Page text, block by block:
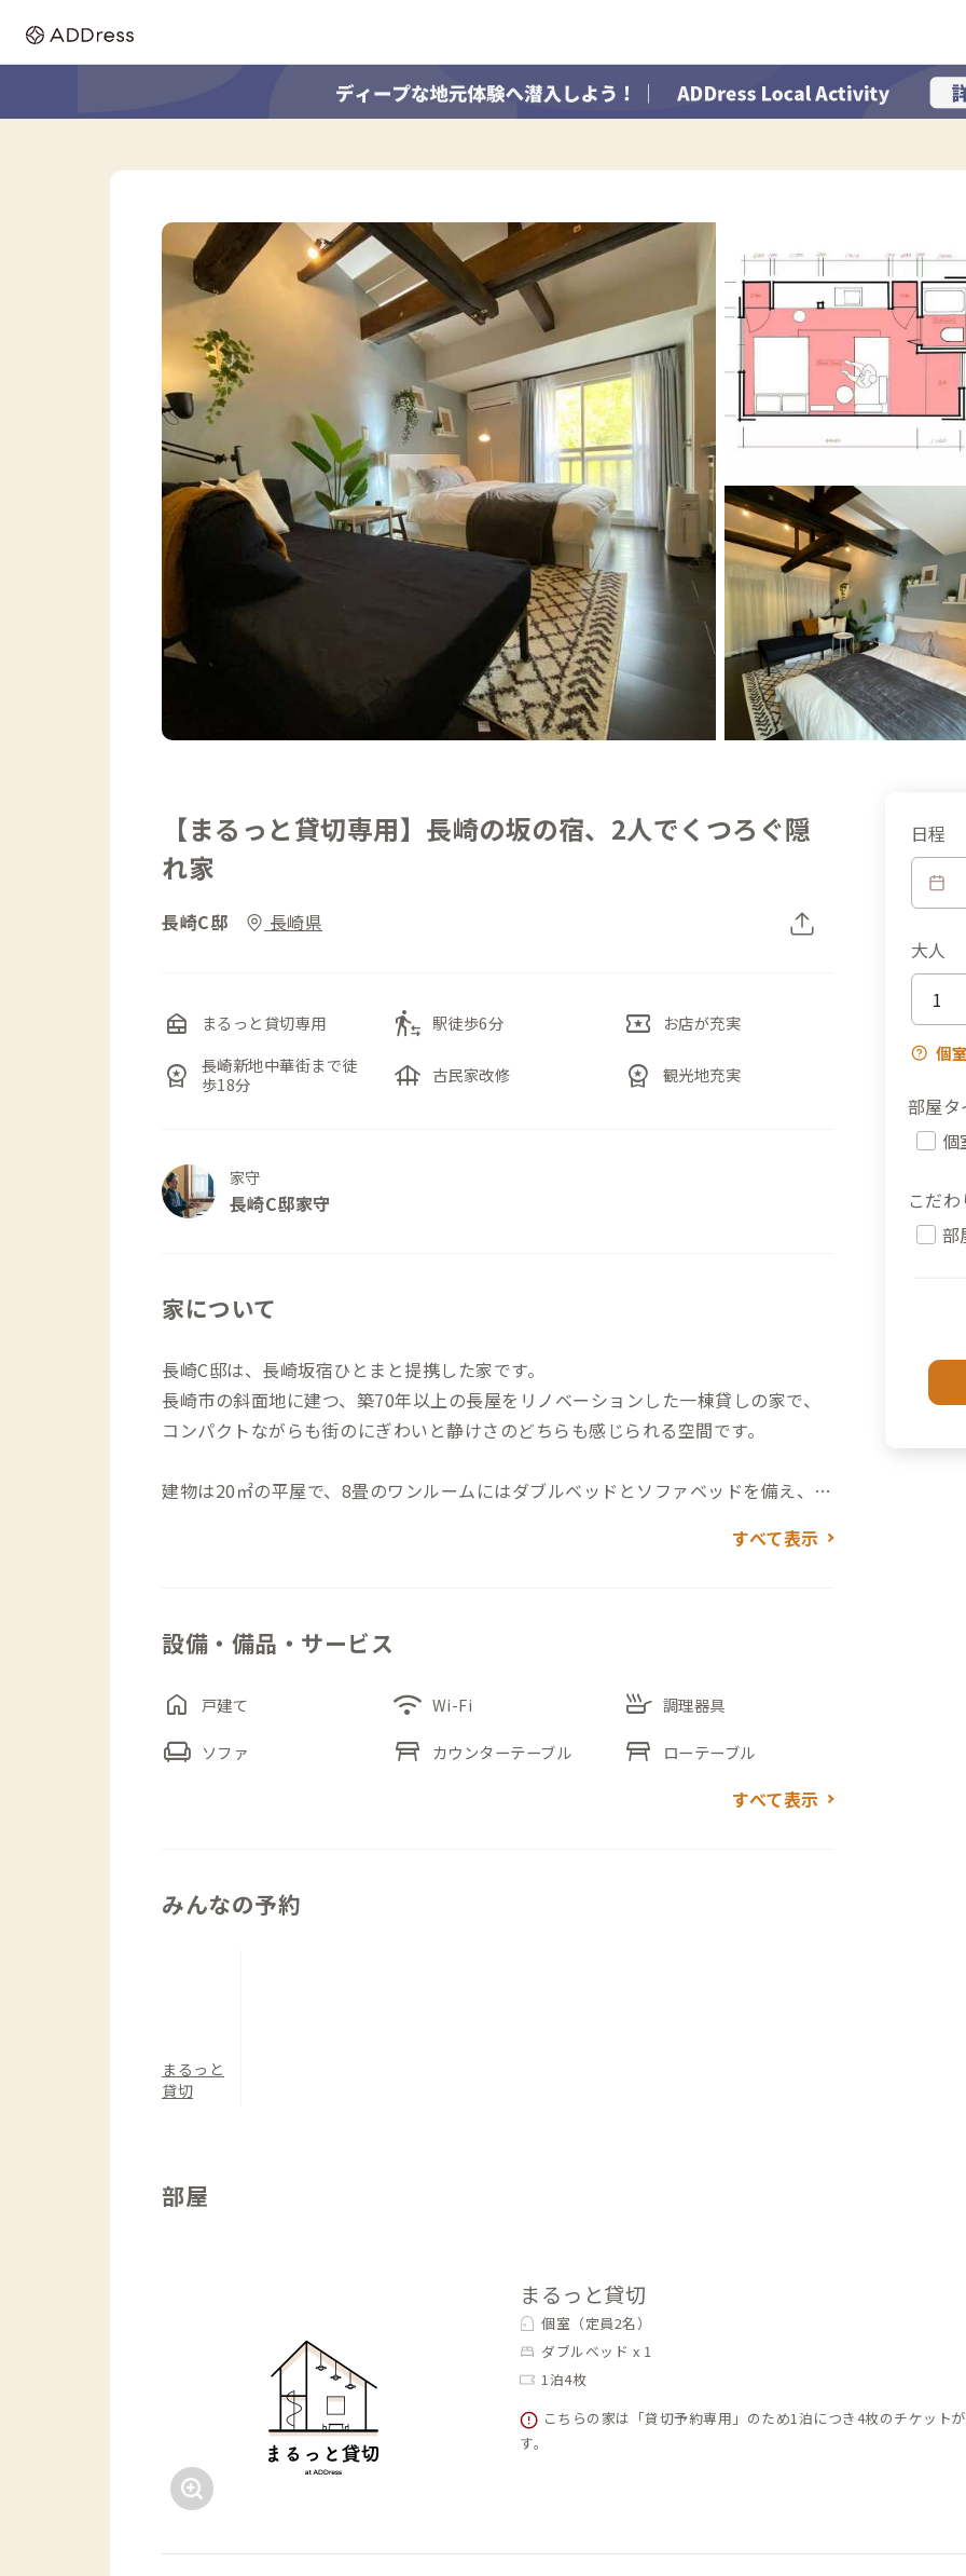
【まるっと貸切専用】長崎の坂の宿、2人でくつろぐ隠
れ家
長崎C邸 長崎県
nest_multi_room まるっと貸切専用 transfer_within_a_station 駅徒歩6分 local_activity お店が充実
workspace_premium
長崎新地中華街まで徒
歩18分
foundation 古民家改修 workspace_premium 観光地充実
家守
長崎C邸家守
家について
長崎C邸は、長崎坂宿ひとまと提携した家です。
長崎市の斜面地に建つ、築70年以上の長屋をリノベーションした一棟貸しの家で、
コンパクトながらも街のにぎわいと静けさのどちらも感じられる空間です。
建物は20㎡の平屋で、8畳のワンルームにはダブルベッドとソファベッドを備え、
街・眼鏡橋などの観光名所へも徒歩でアクセス可能。長崎らしい坂道をのぼった先
ワンルーム（定員2名）：ダブルベッド×1
すべて表示
設備・備品・サービス
home 戸建て wifi Wi-Fi skillet 調理器具
chair ソファ table_restaurant カウンターテーブル table_restaurant ローテーブル
すべて表示
日程
大人
個
部屋タ
個
こだ
部
みんなの予約
まるっと
貸切
部屋
まるっと貸切
個室（定員2名）
ダブルベッド x 1
1泊4枚
こちらの家は「貸切予約専用」のため1泊につき4枚のチケット
す。